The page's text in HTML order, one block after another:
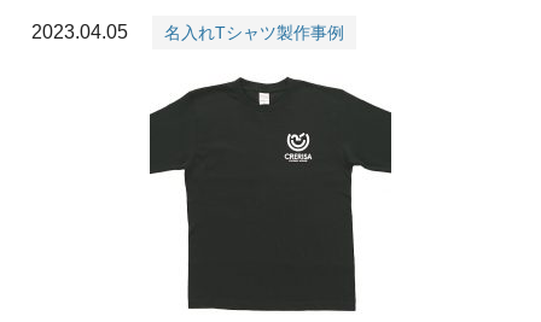
2023.04.05 名入れTシャツ製作事例